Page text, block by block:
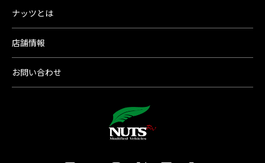
ナッツとは
店舗情報
お問い合わせ